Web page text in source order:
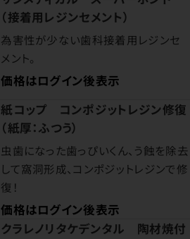
（接着用レジンセメント）
為害性が少ない歯科接着用レジンセ
メント。
価格はログイン後表示
紙コップ コンポジットレジン修復
（紙厚：ふつう）
虫歯になった歯っぴいくん、う蝕を除去
して窩洞形成、コンポジットレジンで修
復！
価格はログイン後表示
クラレノリタケデンタル 陶材焼付